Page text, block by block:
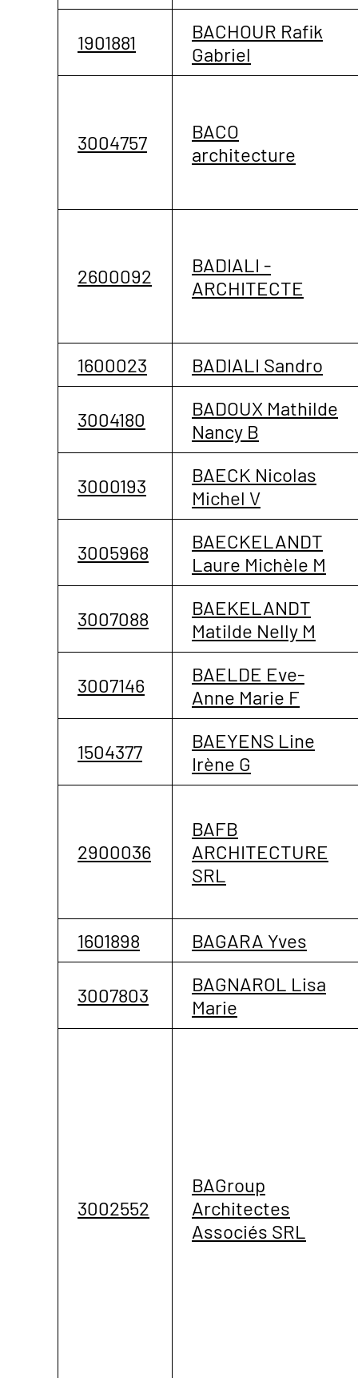
1901881
BACHOUR Rafik
Gabriel
3004757
BACO
architecture
2600092
BADIALI -
ARCHITECTE
1600023 BADIALI Sandro
3004180
BADOUX Mathilde
Nancy B
3000193
BAECK Nicolas
Michel V
3005968
BAECKELANDT
Laure Michèle M
3007088
BAEKELANDT
Matilde Nelly M
3007146
BAELDE Eve-
Anne Marie F
1504377
BAEYENS Line
Irène G
2900036
BAFB
ARCHITECTURE
SRL
1601898 BAGARA Yves
3007803
BAGNAROL Lisa
Marie
3002552
BAGroup
Architectes
Associés SRL